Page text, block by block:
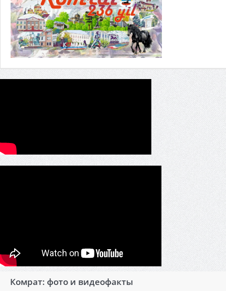
Комрат: фото и видеофакты